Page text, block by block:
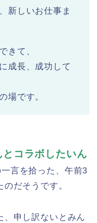
新しいお仕事ま
きて、
成長、成功して
場です。
とコラボしたいん
言を拾った、午前3
だそうです。
、申し訳ないとみん